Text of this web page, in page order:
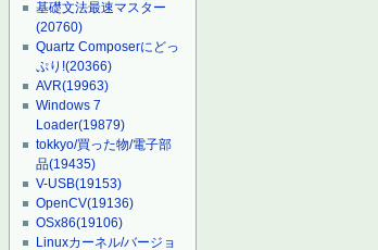
基礎文法最速マスター
(20760)
Quartz Composerにどっ
ぷり!(20366)
AVR(19963)
Windows 7
Loader(19879)
tokkyo/買った物/電子部
品(19435)
V-USB(19153)
OpenCV(19136)
OSx86(19106)
Linuxカーネル/バージョ